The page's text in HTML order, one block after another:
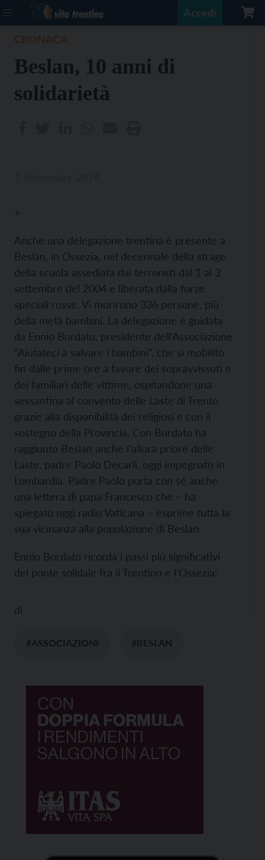
Accedi
Beslan, 10 anni di
solidarietà
>
Anche una delegazione trentina è presente a
Beslan, in Ossezia, nel decennale della strage
della scuola assediata dai terroristi dal 1 al 3
settembre del 2004 e liberata dalla forze
speciali russe. Vi morirono 336 persone, più
della metà bambini. La delegazione è guidata
da Ennio Bordato, presidente dell’Associazione
“Aiutateci a salvare i bambini”, che si mobilitò
fin dalle prime ore a favore dei sopravvissuti e
dei familiari delle vittime, ospitandone una
sessantina al convento delle Laste di Trento
grazie alla disponibilità dei religiosi e con il
sostegno della Provincia. Con Bordato ha
raggiunto Beslan anche l’allora priore delle
Laste, padre Paolo Decarli, oggi impegnato in
Lombardia. Padre Paolo porta con sé anche
una lettera di papa Francesco che – ha
spiegato oggi radio Vaticana – esprime tutta la
sua vicinanza alla popolazione di Beslan.
Ennio Bordato ricorda i passi più significativi
del ponte solidale fra il Trentino e l’Ossezia:
di
#ASSOCIAZIONI #BESLAN